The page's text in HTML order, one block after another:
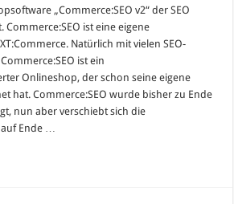
„Commerce:SEO v2“ der SEO
Commerce:SEO ist eine eigene
Natürlich mit vielen SEO-
ist ein
Onlineshop, der schon seine eigene
hat. Commerce:SEO wurde bisher zu Ende
nun aber verschiebt sich die
Ende …